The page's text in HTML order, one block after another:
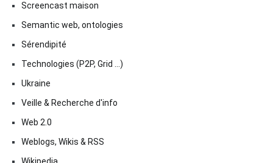
Screencast maison
Semantic web, ontologies
Sérendipité
Technologies (P2P, Grid …)
Ukraine
Veille & Recherche d'info
Web 2.0
Weblogs, Wikis & RSS